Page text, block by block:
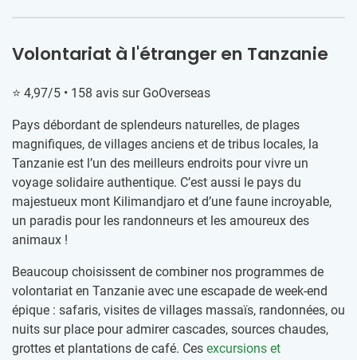
Volontariat à l'étranger en Tanzanie
⭐ 4,97/5 • 158 avis sur GoOverseas
Pays débordant de splendeurs naturelles, de plages
magnifiques, de villages anciens et de tribus locales, la
Tanzanie est l’un des meilleurs endroits pour vivre un
voyage solidaire authentique. C’est aussi le pays du
majestueux mont Kilimandjaro et d’une faune incroyable,
un paradis pour les randonneurs et les amoureux des
animaux !
Beaucoup choisissent de combiner nos programmes de
volontariat en Tanzanie avec une escapade de week-end
épique : safaris, visites de villages massaïs, randonnées, ou
nuits sur place pour admirer cascades, sources chaudes,
grottes et plantations de café. Ces excursions et